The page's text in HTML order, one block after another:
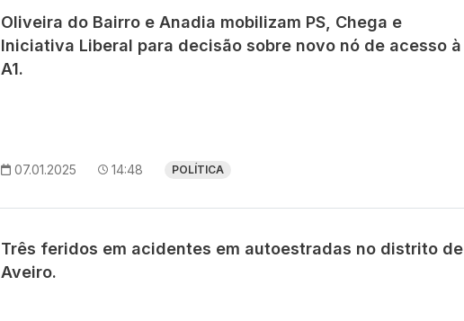
Oliveira do Bairro e Anadia mobilizam PS, Chega e
Iniciativa Liberal para decisão sobre novo nó de acesso à
A1.
07.01.2025 14:48 POLÍTICA
Três feridos em acidentes em autoestradas no distrito de
Aveiro.